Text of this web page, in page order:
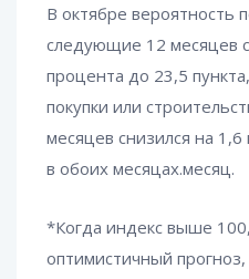
В октябре вероятность
следующие 12 месяцев
процента до 23,5
покупки или
месяцев снизился на
в обоих месяцах.месяц.
*Когда индекс выше
оптимистичный